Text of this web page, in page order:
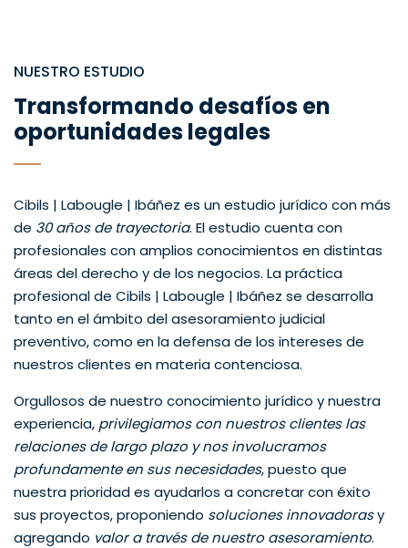
NUESTRO ESTUDIO
Transformando desafíos en
oportunidades legales
Cibils | Labougle | Ibáñez es un estudio jurídico con más
de 30 años de trayectoria. El estudio cuenta con
profesionales con amplios conocimientos en distintas
áreas del derecho y de los negocios. La práctica
profesional de Cibils | Labougle | Ibáñez se desarrolla
tanto en el ámbito del asesoramiento judicial
preventivo, como en la defensa de los intereses de
nuestros clientes en materia contenciosa.
Orgullosos de nuestro conocimiento jurídico y nuestra
experiencia, privilegiamos con nuestros clientes las
relaciones de largo plazo y nos involucramos
profundamente en sus necesidades, puesto que
nuestra prioridad es ayudarlos a concretar con éxito
sus proyectos, proponiendo soluciones innovadorasy
agregando valor a través de nuestro asesoramiento.